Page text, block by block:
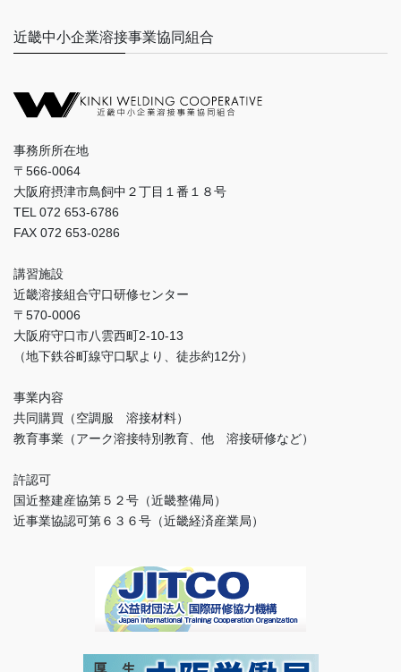
近畿中小企業溶接事業協同組合
事務所所在地
〒566-0064
大阪府摂津市鳥飼中２丁目１番１８号
TEL 072 653-6786
FAX 072 653-0286
講習施設
近畿溶接組合守口研修センター
〒570-0006
大阪府守口市八雲西町2-10-13
（地下鉄谷町線守口駅より、徒歩約12分）
事業内容
共同購買（空調服 溶接材料）
教育事業（アーク溶接特別教育、他 溶接研修など）
許認可
国近整建産協第５２号（近畿整備局）
近事業協認可第６３６号（近畿経済産業局）